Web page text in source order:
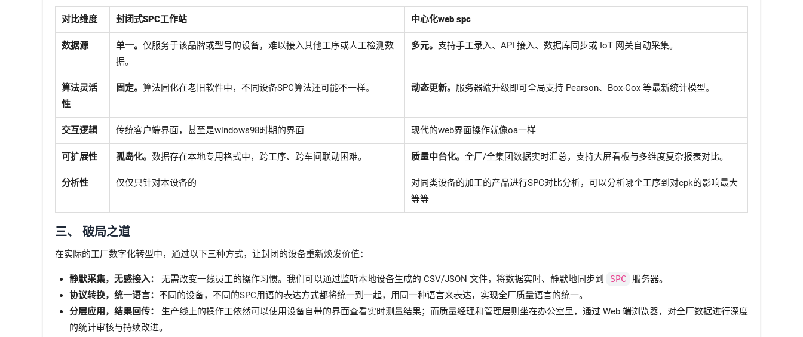
对比维度 封闭式SPC工作站 中心化web spc
数据源 单一。 仅服务于该品牌或型号的设备，难以接入其他工序或人工检测数
据。
多元。 支持手工录入、API 接入、数据库同步或 IoT 网关自动采集。
算法灵活
性
固定。 算法固化在老旧软件中，不同设备SPC算法还可能不一样。 动态更新。 服务器端升级即可全局支持 Pearson、Box-Cox 等最新统计模型。
交互逻辑 传统客户端界面，甚至是windows98时期的界面 现代的web界面操作就像oa一样
可扩展性 孤岛化。 数据存在本地专用格式中，跨工序、跨车间联动困难。 质量中台化。 全厂/全集团数据实时汇总，支持大屏看板与多维度复杂报表对比。
分析性 仅仅只针对本设备的
对同类设备的加工的产品进行SPC对比分析，可以分析哪个工序到对cpk的影响最大
等等
三、 破局之道
在实际的工厂数字化转型中，通过以下三种方式，让封闭的设备重新焕发价值：
静默采集，无感接入： 无需改变一线员工的操作习惯。我们可以通过监听本地设备生成的 CSV/JSON 文件，将数据实时、静默地同步到 SPC
服务器。
协议转换，统一语言： 不同的设备，不同的SPC用语的表达方式都将统一到一起，用同一种语言来表达，实现全厂质量语言的统一。
分层应用，结果回传：
生产线上的操作工依然可以使用设备自带的界面查看实时测量结果；而质量经理和管理层则坐在办公室里，通过 Web 端浏览器，对全厂数据进行深度
的统计审核与持续改进。